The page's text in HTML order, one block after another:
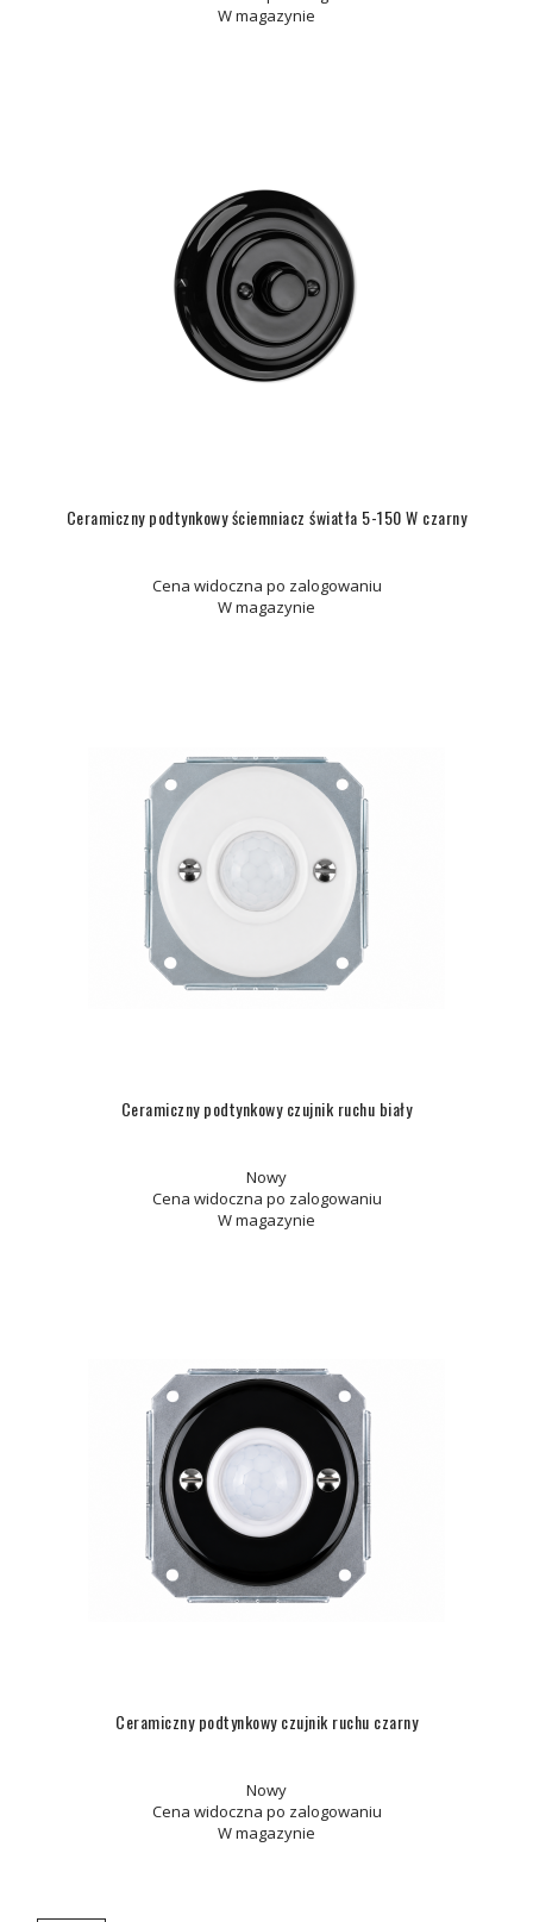
W magazynie
Ceramiczny podtynkowy ściemniacz światła 5-150 W czarny
Cena widoczna po zalogowaniu
W magazynie
Ceramiczny podtynkowy czujnik ruchu biały
Nowy
Cena widoczna po zalogowaniu
W magazynie
Ceramiczny podtynkowy czujnik ruchu czarny
Nowy
Cena widoczna po zalogowaniu
W magazynie